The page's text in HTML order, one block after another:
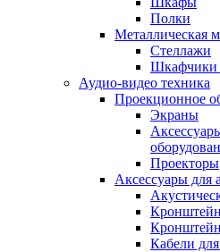
Полки
Металлическая
Стеллажи
Шкафчики
Аудио-видео техника
Проекционное
Экраны
Проекторы
Аксессуары для
Кабели